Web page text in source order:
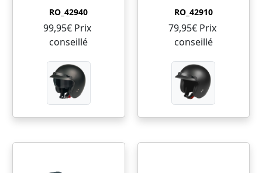
RO_42940
99,95€ Prix ​​
conseillé
RO_42910
79,95€ Prix ​​
conseillé